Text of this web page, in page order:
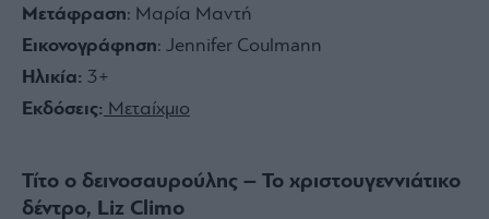
Μετάφραση: Μαρία Μαντή
Εικονογράφηση: Jennifer Coulmann
Ηλικία: 3+
Εκδόσεις: Μεταίχμιο
Τίτο ο δεινοσαυρούλης – Το χριστουγεννιάτικο
δέντρο, Liz Climo